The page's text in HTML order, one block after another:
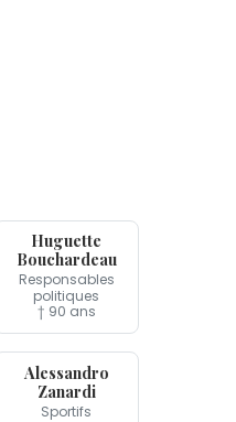
Huguette
Bouchardeau
Responsables
politiques
† 90 ans
1er mai
Alessandro
Zanardi
Sportifs